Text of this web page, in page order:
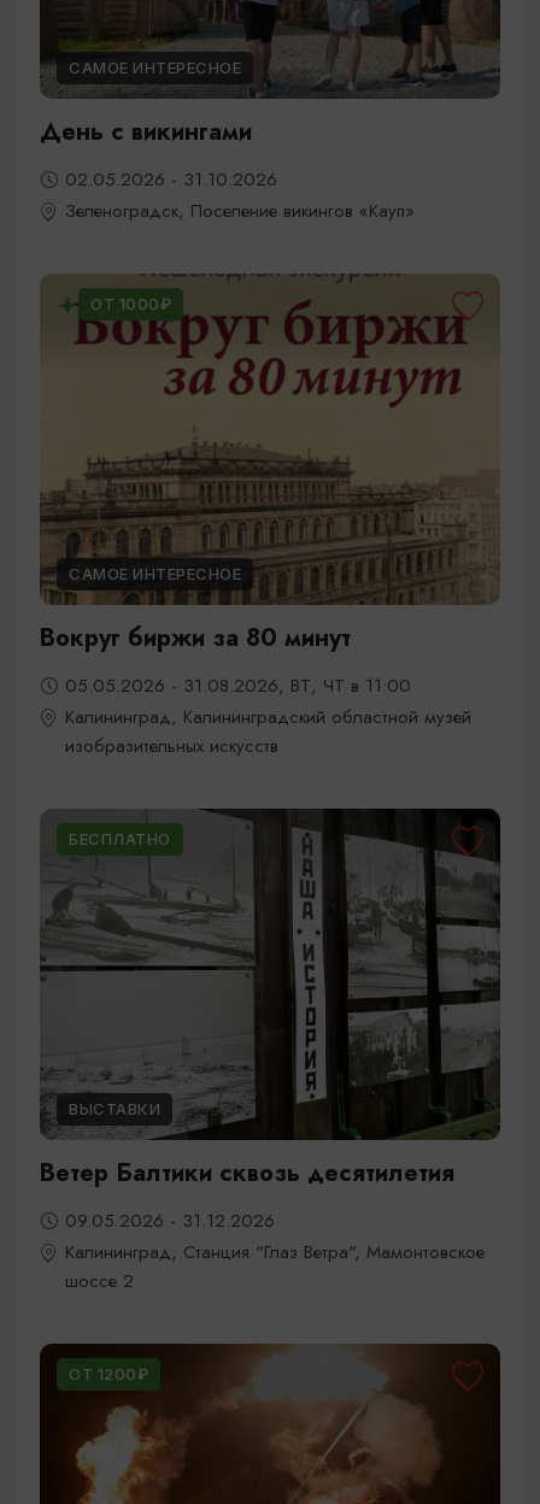
САМОЕ ИНТЕРЕСНОЕ
День с викингами
02.05.2026 - 31.10.2026
Зеленоградск, Поселение викингов «Кауп»
ОТ 1000₽
САМОЕ ИНТЕРЕСНОЕ
Вокруг биржи за 80 минут
05.05.2026 - 31.08.2026, ВТ, ЧТ в 11:00
Калининград, Калининградский областной музей
изобразительных искусств
БЕСПЛАТНО
ВЫСТАВКИ
Ветер Балтики сквозь десятилетия
09.05.2026 - 31.12.2026
Калининград, Станция "Глаз Ветра", Мамонтовское
шоссе 2
ОТ 1200₽